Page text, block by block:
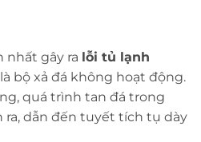
nhất gây ra lỗi tủ lạnh
bộ xả đá không hoạt động.
quá trình tan đá trong
dẫn đến tuyết tích tụ dày